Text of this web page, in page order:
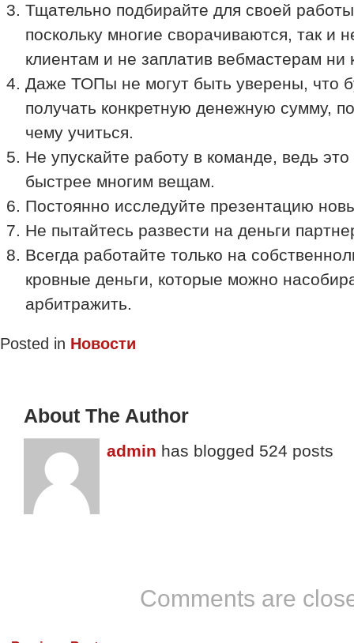
Тщательно подбирайте для своей
поскольку многие сворачиваются, так и
клиентам и не заплатив вебмастерам ни
Даже ТОПы не могут быть уверены, что
получать конкретную денежную сумму,
чему учиться.
Не упускайте работу в команде, ведь это
быстрее многим вещам.
Постоянно исследуйте презентацию
Не пытайтесь развести на деньги
Всегда работайте только на
кровные деньги, которые можно
арбитражить.
Posted in Новости
About The Author
admin has blogged 524 posts
Comments are